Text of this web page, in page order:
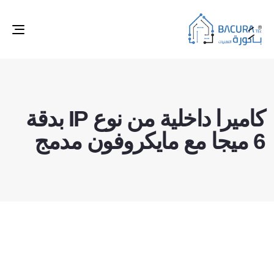
كاميرا داخلية من نوع IP بدقة
6 ميجا مع مايكروفون مدمج